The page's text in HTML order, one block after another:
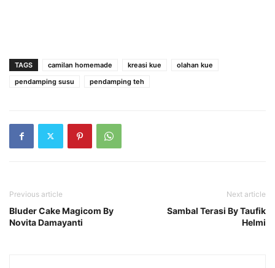
TAGS camilan homemade kreasi kue
olahan kue
pendamping susu
pendamping teh
Previous article
Bluder Cake Magicom By
Novita Damayanti
Next article
Sambal Terasi By Taufik
Helmi